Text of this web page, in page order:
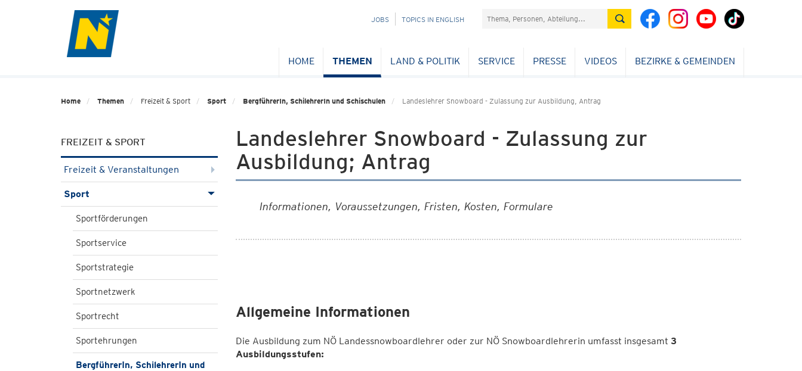
NAVIGATION
JOBS TOPICS IN ENGLISH Suchefeld
HOME THEMEN LAND & POLITIK SERVICE PRESSE VIDEOS BEZIRKE & GEMEINDEN
Home Themen Freizeit & Sport Sport BergführerIn, SchilehrerIn und Schischulen Landeslehrer Snowboard - Zulassung zur Ausbildung, Antrag
FREIZEIT & SPORT
Freizeit & Veranstaltungen
Sport
Sportförderungen
Sportservice
Sportstrategie
Sportnetzwerk
Sportrecht
Sportehrungen
BergführerIn, SchilehrerIn und
Landeslehrer Snowboard - Zulassung zur
Ausbildung; Antrag
Informationen, Voraussetzungen, Fristen, Kosten, Formulare
Allgemeine Informationen
Die Ausbildung zum NÖ Landessnowboardlehrer oder zur NÖ Snowboardlehrerin umfasst insgesamt 3
Ausbildungsstufen: